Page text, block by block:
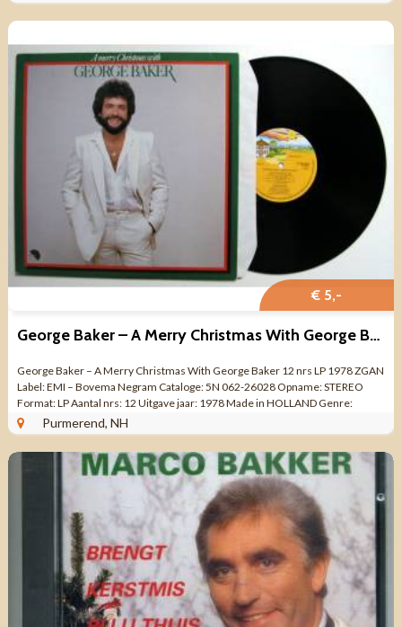
€ 5,-
George Baker – A Merry Christmas With George Baker 12 nrs LP
George Baker – A Merry Christmas With George Baker 12 nrs LP 1978 ZGAN
Label: EMI – Bovema Negram Cataloge: 5N 062-26028 Opname: STEREO
Format: LP Aantal nrs: 12 Uitgave jaar: 1978 Made in HOLLAND Genre:
KERST POP ...
Purmerend, NH